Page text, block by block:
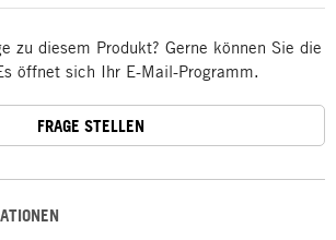
zu diesem Produkt? Gerne können Sie die
öffnet sich Ihr E-Mail-Programm.
FRAGE STELLEN